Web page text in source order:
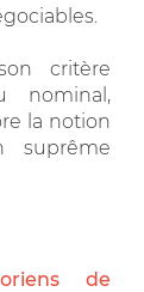
critère
nominal,
la notion
suprême
de